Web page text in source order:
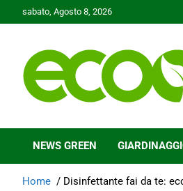
to
sabato, Agosto 8, 2026
Ecoo.it
NEWS GREEN
Home Disinfettante fai da te: